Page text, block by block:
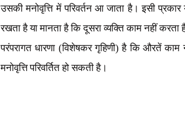
उसकी मनोवृत्ति में परिवर्तन आ जाता है। इसी
रखता है या मानता है कि दूसरा व्यक्ति काम नहीं करता
परंपरागत धारणा (विशेषकर गृहिणी) है कि औरतें
मनोवृत्ति परिवर्तित हो सकती है।